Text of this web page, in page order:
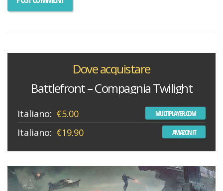
Dove acquistare
Battlefront – Compagnia Twilight
Italiano: €5.00 MULTIPLAYER.COM
Italiano: €19.90 AMAZON IT